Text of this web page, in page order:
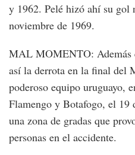
y 1962. Pelé hizó ahí su gol
noviembre de 1969.
MAL MOMENTO: Además
así la derrota en la final del
poderoso equipo uruguayo,
Flamengo y Botafogo, el 19
una zona de gradas que
personas en el accidente.